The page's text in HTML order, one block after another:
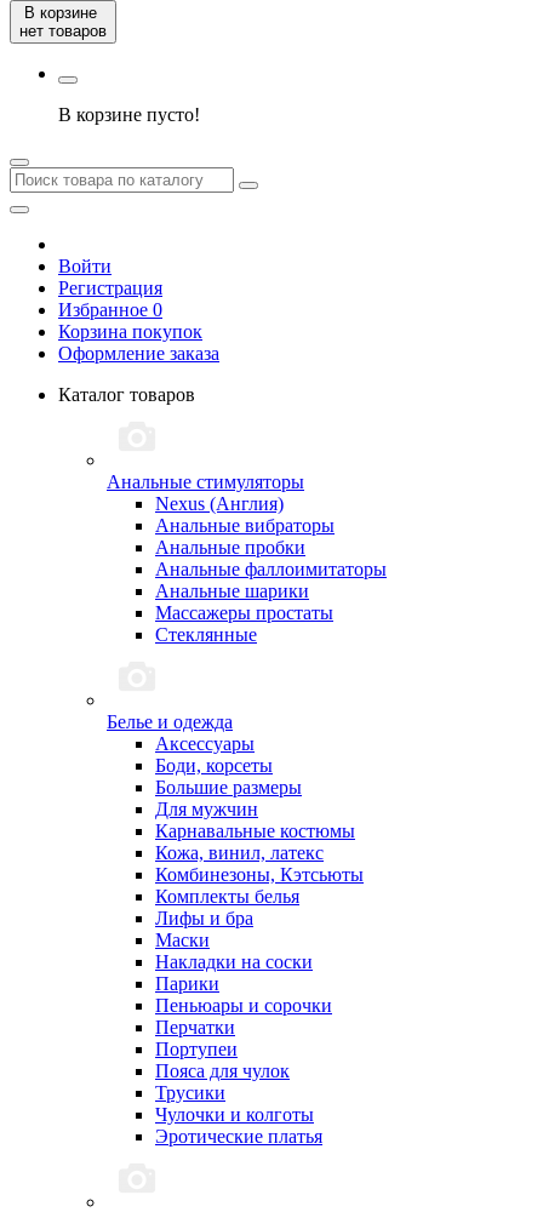
В корзине
нет товаров
В корзине пусто!
Войти
Регистрация
Избранное 0
Корзина покупок
Оформление заказа
Каталог товаров
Анальные стимуляторы
Nexus (Англия)
Анальные вибраторы
Анальные пробки
Анальные фаллоимитаторы
Анальные шарики
Массажеры простаты
Стеклянные
Белье и одежда
Аксессуары
Боди, корсеты
Большие размеры
Для мужчин
Карнавальные костюмы
Кожа, винил, латекс
Комбинезоны, Кэтсьюты
Комплекты белья
Лифы и бра
Маски
Накладки на соски
Парики
Пеньюары и сорочки
Перчатки
Портупеи
Пояса для чулок
Трусики
Чулочки и колготы
Эротические платья